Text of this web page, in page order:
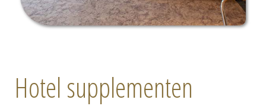
Hotel supplementen